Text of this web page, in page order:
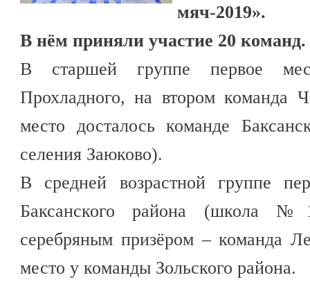
мяч-2019».
В нём приняли участие 20 команд.
В старшей группе первое
Прохладного, на втором команда
место досталось команде
селения Заюково).
В средней возрастной группе
Баксанского района (школа
серебряным призёром – команда
место у команды Зольского района.